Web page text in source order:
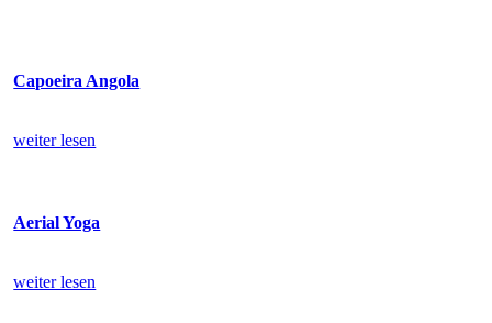
Capoeira Angola
weiter lesen
Aerial Yoga
weiter lesen